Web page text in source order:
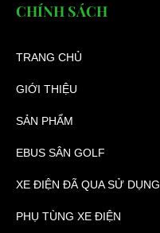
CHÍNH SÁCH
TRANG CHỦ
GIỚI THIỆU
SẢN PHẨM
EBUS SÂN GOLF
XE ĐIỆN ĐÃ QUA SỬ DỤNG
PHỤ TÙNG XE ĐIỆN